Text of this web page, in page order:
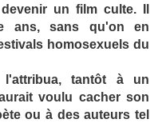
un film culte. Il
ans, sans qu'on en
homosexuels du
tantôt à un
voulu cacher son
ou à des auteurs tel